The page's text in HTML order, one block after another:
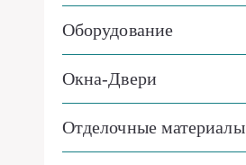
Оборудование
Окна-Двери
Отделочные материалы